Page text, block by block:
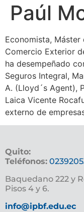
Paúl
Economista,
Comercio Exterior
ha desempeñado
Seguros Integral,
A. (Lloyd´s Agent),
Laica Vicente
externo de
Quito:
Teléfonos:
Baquedano 222 y
Pisos 4 y 6.
info@ipbf.edu.ec